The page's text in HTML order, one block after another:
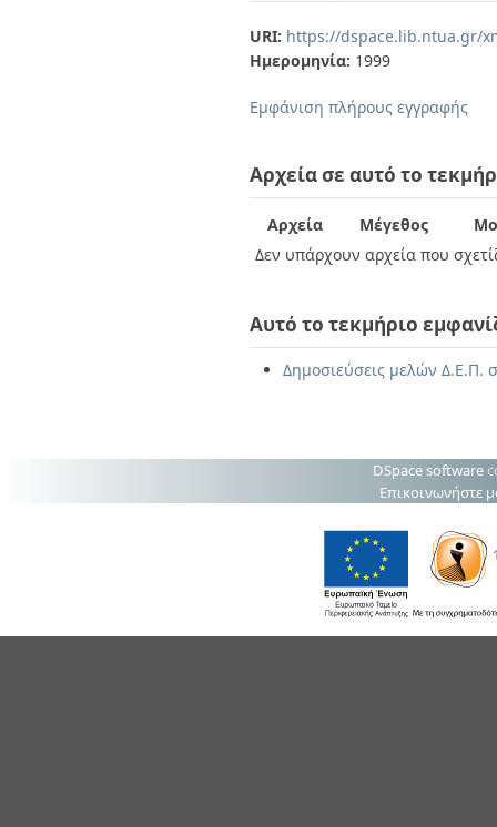
URI: https://dspace.lib.ntua.gr/
Ημερομηνία: 1999
Εμφάνιση πλήρους εγγραφής
Αρχεία σε αυτό το
Αρχεία Μέγεθος
Δεν υπάρχουν αρχεία που
Αυτό το τεκμήριο
Δημοσιεύσεις μελών Δ.Ε.Π.
DSpace software
Επικοινωνήστε